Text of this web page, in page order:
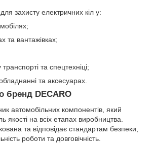
захисту електричних кіл у:
та вантажівках;
та спецтехніці;
та аксесуарах.
бренд DECARO
автомобільних компонентів, який
якості на всіх етапах виробництва.
та відповідає стандартам безпеки,
роботи та довговічність.